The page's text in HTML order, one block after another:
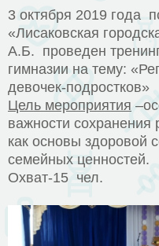
3 октября 2019 года
«Лисаковская
А.Б. проведен
гимназии на тему:
девочек-подростков»
Цель мероприятия
важности сохранения
как основы здоровой
семейных ценностей.
Охват-15 чел.